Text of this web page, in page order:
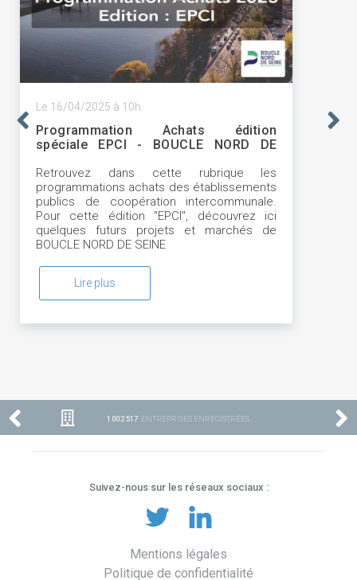
Le 16/04/2025 à 10h
Programmation Achats édition
spéciale EPCI - BOUCLE NORD DE
Retrouvez dans cette rubrique les
programmations achats des établissements
publics de coopération intercommunale.
Pour cette édition "EPCI", découvrez ici
quelques futurs projets et marchés de
BOUCLE NORD DE SEINE
Lire plus
1 002 517 ENTREPRISES ENREGISTRÉES
Suivez-nous sur les réseaux sociaux :
Mentions légales
Politique de confidentialité